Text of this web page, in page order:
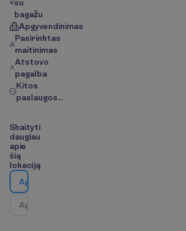
su
bagažu
Apgyvendinimas
Pasirinktas
maitinimas
Atstovo
pagalba
Kitos
paslaugos...
Skaityti
daugiau
apie
šią
lokaciją
Ap
Ap